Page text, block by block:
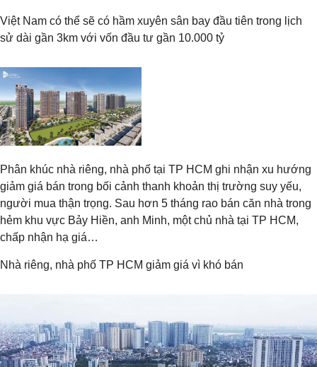
Việt Nam có thể sẽ có hầm xuyên sân bay đầu tiên trong lịch
sử dài gần 3km với vốn đầu tư gần 10.000 tỷ
Phân khúc nhà riêng, nhà phố tại TP HCM ghi nhận xu hướng
giảm giá bán trong bối cảnh thanh khoản thị trường suy yếu,
người mua thận trọng. Sau hơn 5 tháng rao bán căn nhà trong
hẻm khu vực Bảy Hiền, anh Minh, một chủ nhà tại TP HCM,
chấp nhận hạ giá…
Nhà riêng, nhà phố TP HCM giảm giá vì khó bán